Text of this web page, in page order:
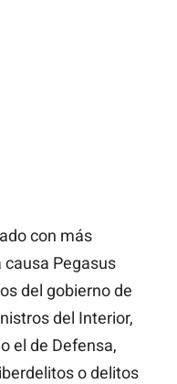
con más
Pegasus
del gobierno de
del Interior,
el de Defensa,
o delitos